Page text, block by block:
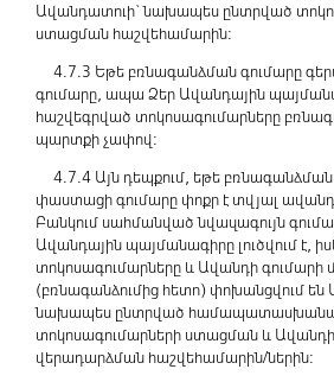
Ավանդատուի` նախապես ընտրված
ստացման հաշվեհամարին:
4.7.3 Եթե բռնագանձման գումարը
գումարը, ապա Ձեր Ավանդային
հաշվեգրված տոկոսագումարները
պարտքի չափով:
4.7.4 Այն դեպքում, եթե բռնագանձման
փաստացի գումարը փոքր է տվյալ
Բանկում սահմանված նվազագույն
Ավանդային պայմանագիրը լուծվում է,
տոկոսագումարները և Ավանդի գումարի
(բռնագանձումից հետո) փոխանցվում
նախապես ընտրված
տոկոսագումարների ստացման և
վերադարձման հաշվեհամարին/ներին: